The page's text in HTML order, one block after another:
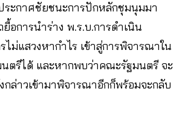
ระกาศชัยชนะการปักหลักชุมนุมมา
อการนำร่าง พ.ร.บ.การดำเนิน
ไม่แสวงหากำไร เข้าสู่การพิจารณาใน
ตรีได้ และหากพบว่าคณะรัฐมนตรี จะ
ล่าวเข้ามาพิจารณาอีกก็พร้อมจะกลับ